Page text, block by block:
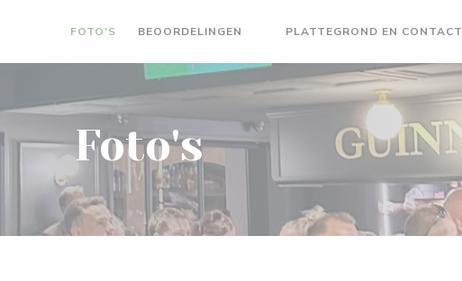
FOTO'S BEOORDELINGEN PLATTEGROND EN CONTACT
Foto's